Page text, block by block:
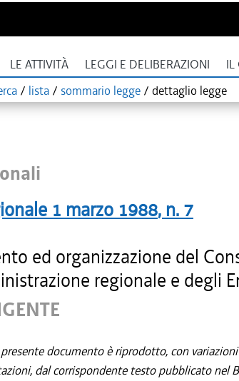
LE ATTIVITÀ LEGGI E DELIBERAZIONI IL
/ lista / sommario legge / dettaglio legge
1 marzo 1988, n. 7
ed organizzazione del
regionale e degli
documento è riprodotto, con
dal corrispondente testo pubblicato nel